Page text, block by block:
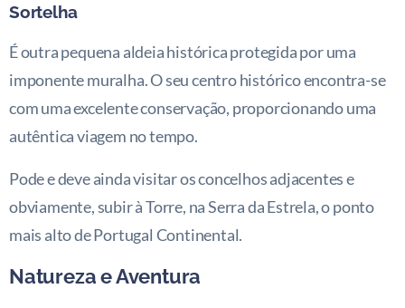
Sortelha
É outra pequena aldeia histórica protegida por uma
imponente muralha. O seu centro histórico encontra-se
com uma excelente conservação, proporcionando uma
autêntica viagem no tempo.
Pode e deve ainda visitar os concelhos adjacentes e
obviamente, subir à Torre, na Serra da Estrela, o ponto
mais alto de Portugal Continental.
Natureza e Aventura